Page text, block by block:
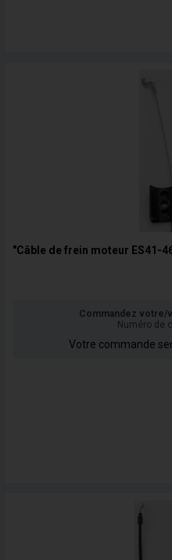
"Câble de frein moteur ES41-
Commandez votre/
Numéro de
Votre commande